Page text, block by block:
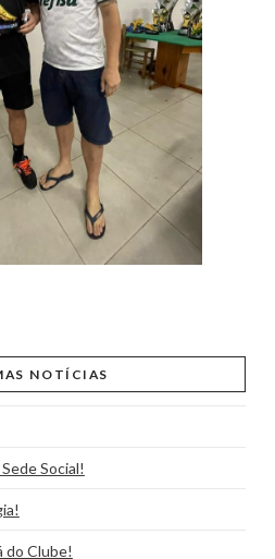
NOTÍCIAS
Social!
do Clube!